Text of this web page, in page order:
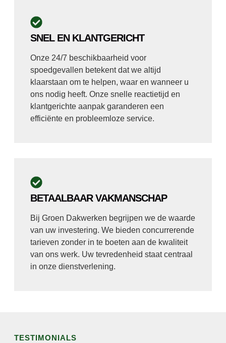
SNEL EN KLANTGERICHT
Onze 24/7 beschikbaarheid voor
spoedgevallen betekent dat we altijd
klaarstaan om te helpen, waar en wanneer u
ons nodig heeft. Onze snelle reactietijd en
klantgerichte aanpak garanderen een
efficiënte en probleemloze service.
BETAALBAAR VAKMANSCHAP
Bij Groen Dakwerken begrijpen we de waarde
van uw investering. We bieden concurrerende
tarieven zonder in te boeten aan de kwaliteit
van ons werk. Uw tevredenheid staat centraal
in onze dienstverlening.
TESTIMONIALS